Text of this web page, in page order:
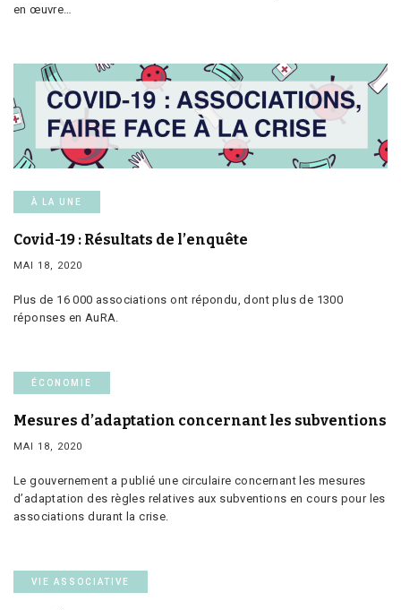
en œuvre…
À LA UNE
Covid-19 : Résultats de l’enquête
MAI 18, 2020
Plus de 16 000 associations ont répondu, dont plus de 1300
réponses en AuRA.
ÉCONOMIE
Mesures d’adaptation concernant les subventions
MAI 18, 2020
Le gouvernement a publié une circulaire concernant les mesures
d’adaptation des règles relatives aux subventions en cours pour les
associations durant la crise.
VIE ASSOCIATIVE